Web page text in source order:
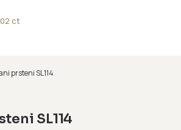
ct
prsteni SL114
SL114